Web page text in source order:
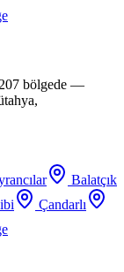
bölgede —
Balatçık
Çandarlı